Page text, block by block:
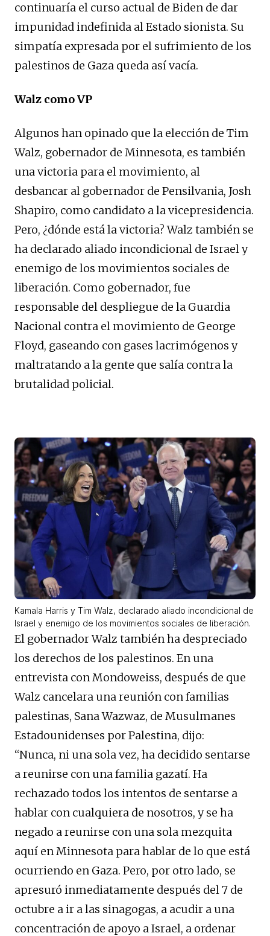
continuaría el curso actual de Biden de dar
impunidad indefinida al Estado sionista. Su
simpatía expresada por el sufrimiento de los
palestinos de Gaza queda así vacía.
Walz como VP
Algunos han opinado que la elección de Tim
Walz, gobernador de Minnesota, es también
una victoria para el movimiento, al
desbancar al gobernador de Pensilvania, Josh
Shapiro, como candidato a la vicepresidencia.
Pero, ¿dónde está la victoria? Walz también se
ha declarado aliado incondicional de Israel y
enemigo de los movimientos sociales de
liberación. Como gobernador, fue
responsable del despliegue de la Guardia
Nacional contra el movimiento de George
Floyd, gaseando con gases lacrimógenos y
maltratando a la gente que salía contra la
brutalidad policial.
Kamala Harris y Tim Walz, declarado aliado incondicional de
Israel y enemigo de los movimientos sociales de liberación.
El gobernador Walz también ha despreciado
los derechos de los palestinos. En una
entrevista con Mondoweiss, después de que
Walz cancelara una reunión con familias
palestinas, Sana Wazwaz, de Musulmanes
Estadounidenses por Palestina, dijo:
“Nunca, ni una sola vez, ha decidido sentarse
a reunirse con una familia gazatí. Ha
rechazado todos los intentos de sentarse a
hablar con cualquiera de nosotros, y se ha
negado a reunirse con una sola mezquita
aquí en Minnesota para hablar de lo que está
ocurriendo en Gaza. Pero, por otro lado, se
apresuró inmediatamente después del 7 de
octubre a ir a las sinagogas, a acudir a una
concentración de apoyo a Israel, a ordenar